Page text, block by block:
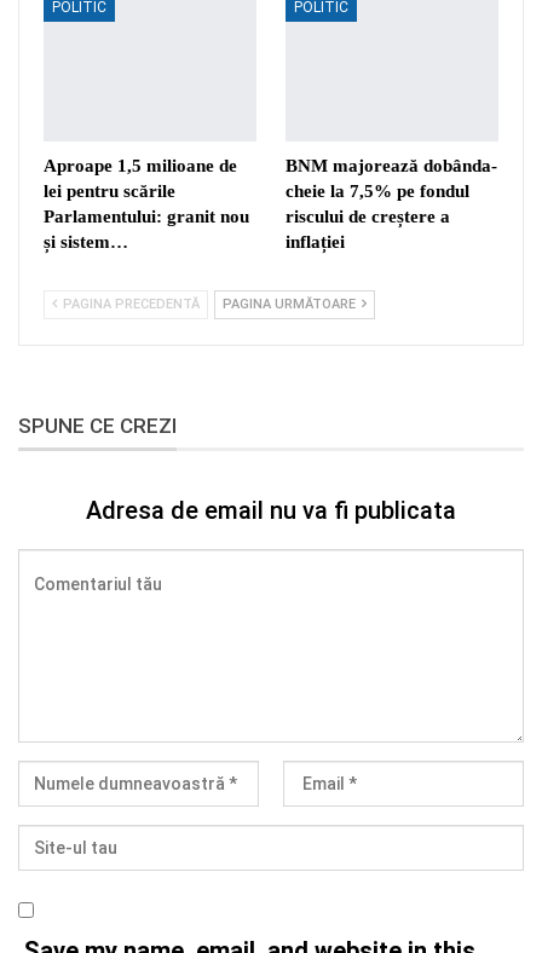
POLITIC
Aproape 1,5 milioane de
lei pentru scările
Parlamentului: granit nou
și sistem…
POLITIC
BNM majorează dobânda-
cheie la 7,5% pe fondul
riscului de creștere a
inflației
PAGINA PRECEDENTĂ PAGINA URMĂTOARE
SPUNE CE CREZI
Adresa de email nu va fi publicata